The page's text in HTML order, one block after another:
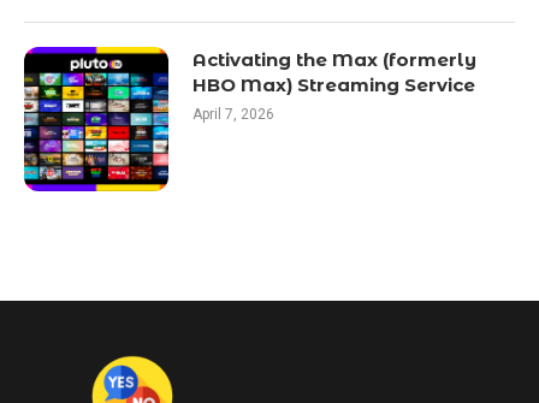
Activating the Max (formerly
HBO Max) Streaming Service
April 7, 2026